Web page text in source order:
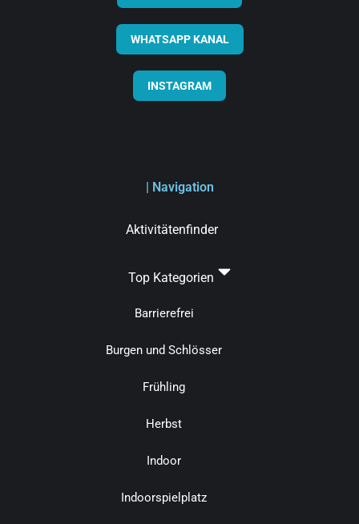
WHATSAPP KANAL
INSTAGRAM
| Navigation
Aktivitätenfinder
Top Kategorien
Barrierefrei
Burgen und Schlösser
Frühling
Herbst
Indoor
Indoorspielplatz